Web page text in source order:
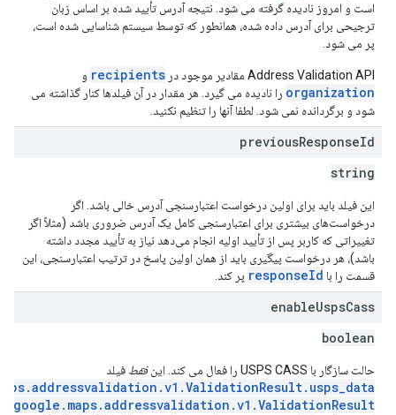
است و امروز نادیده گرفته می شود. نتیجه آدرس تأیید شده بر اساس زبان
ترجیحی برای آدرس داده شده، همانطور که توسط سیستم شناسایی شده است،
پر می شود.
Address Validation API مقادیر موجود در recipients و
organization را نادیده می گیرد. هر مقدار در آن فیلدها کنار گذاشته می
شود و برگردانده نمی شود. لطفا آنها را تنظیم نکنید.
previousResponseId
string
این فیلد باید برای اولین درخواست اعتبارسنجی آدرس خالی باشد. اگر
درخواست‌های بیشتری برای اعتبارسنجی کامل یک آدرس ضروری باشد (مثلاً اگر
تغییراتی که کاربر پس از تأیید اولیه انجام می‌دهد نیاز به تأیید مجدد داشته
باشد)، هر درخواست پیگیری باید از همان اولین پاسخ در ترتیب اعتبارسنجی، این
قسمت را با responseId پر کند.
enableUspsCass
boolean
حالت سازگار با USPS CASS را فعال می کند. این فقط فیلد
google.maps.addressvalidation.v1.ValidationResult